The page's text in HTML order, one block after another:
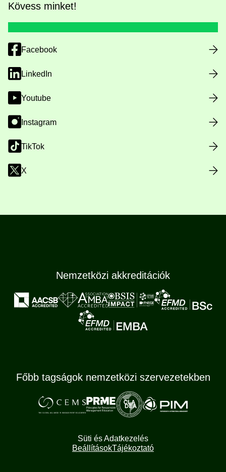
Kövess minket!
Facebook
LinkedIn
Youtube
Instagram
TikTok
X
Nemzetközi akkreditációk
Főbb tagságok nemzetközi szervezetekben
Süti és Adatkezelés
BeállításokTájékoztató